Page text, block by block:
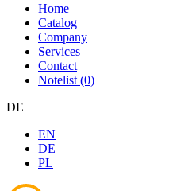
Home
Catalog
Company
Services
Contact
Notelist (0)
DE
EN
DE
PL